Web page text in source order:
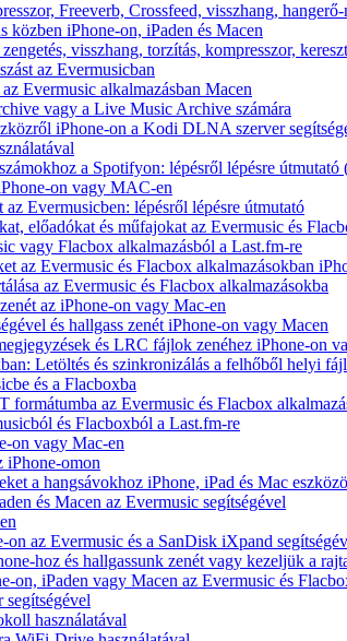
Freeverb, Crossfeed, visszhang,
közben iPhone-on, iPaden és Macen
visszhang, torzítás, kompresszor,
az Evermusicban
Evermusic alkalmazásban Macen
vagy a Live Music Archive számára
iPhone-on a Kodi DLNA szerver
a Spotifyon: lépésről lépésre útmutató
on vagy MAC-en
Evermusicben: lépésről lépésre útmutató
előadókat és műfajokat az Evermusic és
vagy Flacbox alkalmazásból a Last.fm-re
az Evermusic és Flacbox alkalmazásokban
az Evermusic és Flacbox alkalmazásokba
az iPhone-on vagy Mac-en
és hallgass zenét iPhone-on vagy Macen
és LRC fájlok zenéhez iPhone-on
Letöltés és szinkronizálás a felhőből helyi
és a Flacboxba
az Evermusic és Flacbox
és Flacboxból a Last.fm-re
on vagy Mac-en
iPhone-omon
a hangsávokhoz iPhone, iPad és Mac
és Macen az Evermusic segítségével
az Evermusic és a SanDisk iXpand
hoz és hallgassunk zenét vagy kezeljük a
on, iPaden vagy Macen az Evermusic és
használatával